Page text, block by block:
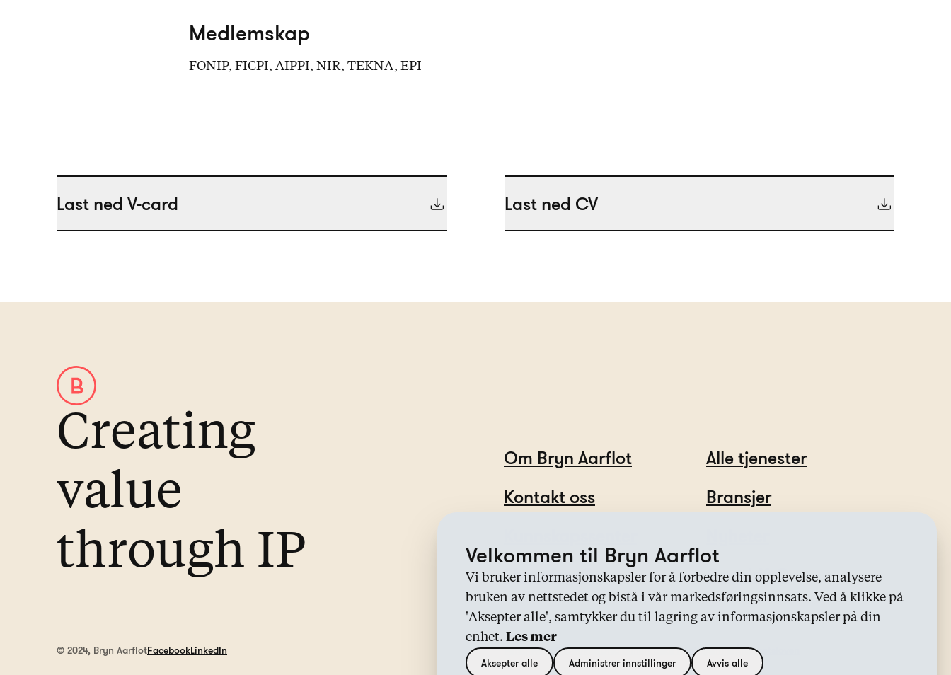
Medlemskap
FONIP, FICPI, AIPPI, NIR, TEKNA, EPI
Last ned V-card Last ned CV
Creating
value
through IP
Om Bryn Aarflot
Alle tjenester
Kontakt oss
Bransjer
Sharefree®
Oppdrift®
© 2024, Bryn AarflotFacebookLinkedIn Personvern & CookiesDisclaimerEtiske retningslinjerÅpenhetsloven
Velkommen til Bryn Aarflot
Vi bruker informasjonskapsler for å forbedre din opplevelse, analysere
bruken av nettstedet og bistå i vår markedsføringsinnsats. Ved å klikke på
'Aksepter alle', samtykker du til lagring av informasjonskapsler på din
enhet. Les mer
Aksepter alle Administrer innstillinger Avvis alle